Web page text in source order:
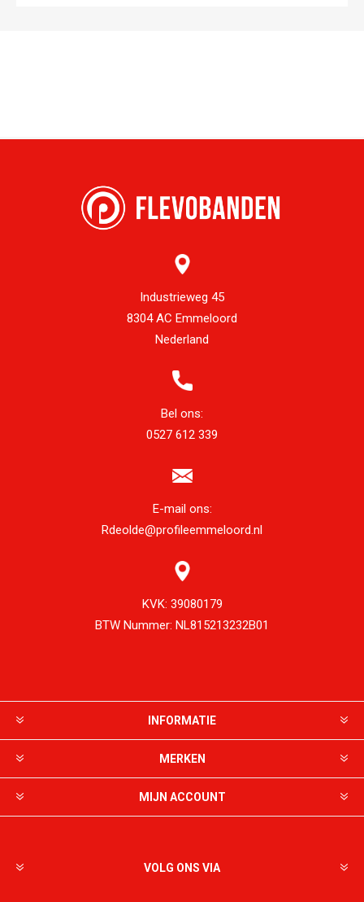
Industrieweg 45
8304 AC Emmeloord
Nederland
Bel ons:
0527 612 339
E-mail ons:
Rdeolde@profileemmeloord.nl
KVK: 39080179
BTW Nummer: NL815213232B01
INFORMATIE
MERKEN
MIJN ACCOUNT
VOLG ONS VIA